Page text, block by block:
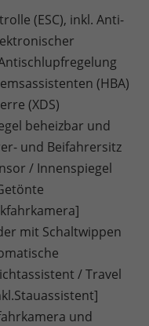
(ESC), inkl. Anti-
(HBA)
(XDS)
beheizbar und
und Beifahrersitz
/ Innenspiegel
mit Schaltwippen
/ Travel
und